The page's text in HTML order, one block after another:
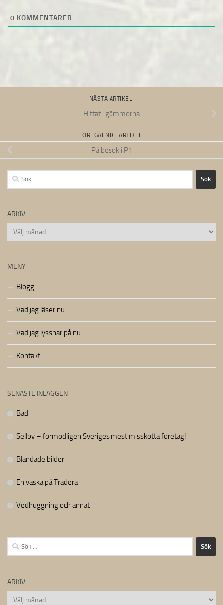
0 KOMMENTARER
NÄSTA ARTIKEL
Hittat i gömmorna
FÖREGÅENDE ARTIKEL
På besök i P1
Sök
efter:
ARKIV
Arkiv
MENY
Blogg
Vad jag läser nu
Vad jag lyssnar på nu
Kontakt
SENASTE INLÄGGEN
Bad
Sellpy – förmodligen Sveriges mest misskötta företag!
Blandade bilder
En väska på Tradera
Vedhuggning och annat
Sök
efter:
ARKIV
Arkiv